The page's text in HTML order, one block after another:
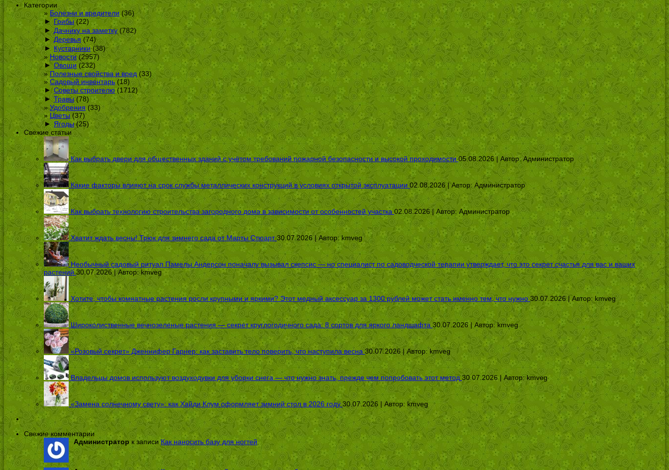
Категории
Болезни и вредители (36)
► Грибы(22)
► Дачнику на заметку (782)
► Деревья (74)
► Кустарники(38)
Новости(2957)
► Овощи(232)
Полезные свойства и вред (33)
Садовый инвентарь (18)
► Советы строителю (1712)
► Травы(78)
Удобрения (33)
Цветы(37)
► Ягоды(25)
Свежие статьи
Как выбрать двери для общественных зданий с учётом требований пожарной безопасности и высокой проходимости 05.08.2026 | Автор:Администратор
Какие факторы влияют на срок службы металлических конструкций в условиях открытой эксплуатации 02.08.2026 | Автор: Администратор
Как выбрать технологию строительства загородного дома в зависимости от особенностей участка 02.08.2026 | Автор: Администратор
Хватит ждать весны! Трюк для зимнего сада от Марты Стюарт 30.07.2026 | Автор:kmveg
Необычный садовый ритуал Памелы Андерсон поначалу вызывал скепсис — но специалист по садоводческой терапии утверждает, что это секрет счастья для вас и ваших
растений 30.07.2026 | Автор:kmveg
Хотите, чтобы комнатные растения росли крупными и яркими? Этот медный аксессуар за 1300 рублей может стать именно тем, что нужно 30.07.2026 | Автор: kmveg
Широколиственные вечнозеленые растения — секрет круглогодичного сада: 8 сортов для яркого ландшафта 30.07.2026 | Автор: kmveg
«Розовый секрет» Дженнифер Гарнер: как заставить тело поверить, что наступила весна 30.07.2026 | Автор:kmveg
Владельцы домов используют воздуходувки для уборки снега — что нужно знать, прежде чем попробовать этот метод 30.07.2026 | Автор:kmveg
«Замена солнечному свету»: как Хайди Клум оформляет зимний стол в 2026 году 30.07.2026 | Автор: kmveg
Свежие комментарии
Администраторк записиКак наносить базу для ногтей